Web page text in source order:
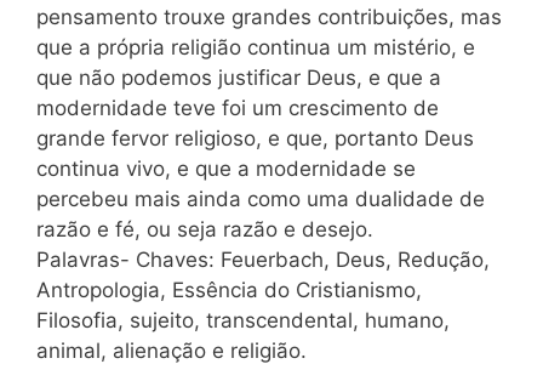
pensamento trouxe grandes contribuições, mas
que a própria religião continua um mistério, e
que não podemos justificar Deus, e que a
modernidade teve foi um crescimento de
grande fervor religioso, e que, portanto Deus
continua vivo, e que a modernidade se
percebeu mais ainda como uma dualidade de
razão e fé, ou seja razão e desejo.
Palavras- Chaves: Feuerbach, Deus, Redução,
Antropologia, Essência do Cristianismo,
Filosofia, sujeito, transcendental, humano,
animal, alienação e religião.